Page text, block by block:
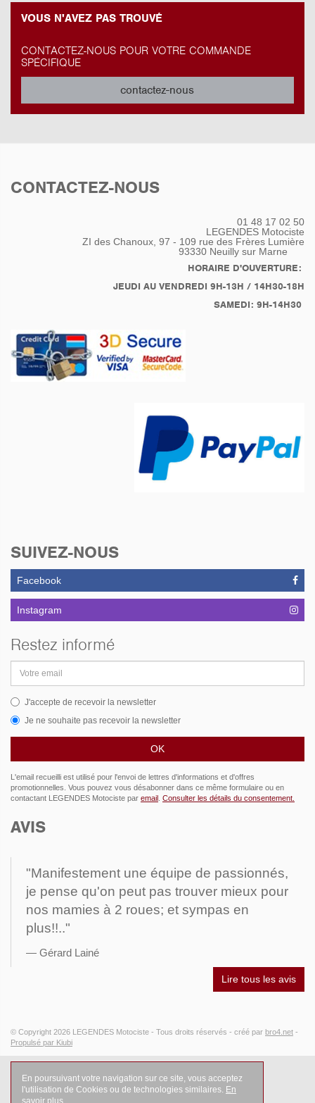
VOUS N'AVEZ PAS TROUVÉ
CONTACTEZ-NOUS POUR VOTRE COMMANDE
SPÉCIFIQUE
contactez-nous
CONTACTEZ-NOUS
01 48 17 02 50
LEGENDES Motociste
ZI des Chanoux, 97 - 109 rue des Frères Lumière
93330 Neuilly sur Marne
HORAIRE D'OUVERTURE:
JEUDI AU VENDREDI 9H-13H / 14H30-18H
SAMEDI: 9H-14H30
SUIVEZ-NOUS
Facebook
Instagram
Restez informé
email
J'accepte de recevoir la newsletter
Je ne souhaite pas recevoir la newsletter
L'email recueilli est utilisé pour l'envoi de lettres d'informations et d'offres
promotionnelles. Vous pouvez vous désabonner dans ce même formulaire ou en
contactant LEGENDES Motociste par email . Consulter les détails du consentement.
AVIS
"Manifestement une équipe de passionnés,
je pense qu'on peut pas trouver mieux pour
nos mamies à 2 roues; et sympas en
plus!!.."
Gérard Lainé
Lire tous les avis
© Copyright 2026 LEGENDES Motociste - Tous droits réservés - créé par bro4.net -
Propulsé par Kiubi
En poursuivant votre navigation sur ce site, vous acceptez
l'utilisation de Cookies ou de technologies similaires. En
savoir plus